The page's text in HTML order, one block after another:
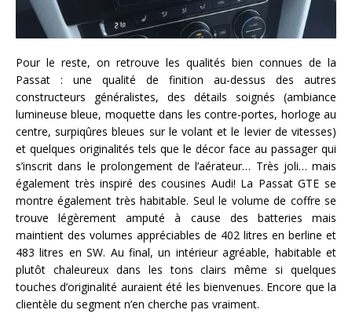
Pour le reste, on retrouve les qualités bien connues de la
Passat : une qualité de finition au-dessus des autres
constructeurs généralistes, des détails soignés (ambiance
lumineuse bleue, moquette dans les contre-portes, horloge au
centre, surpiqûres bleues sur le volant et le levier de vitesses)
et quelques originalités tels que le décor face au passager qui
s’inscrit dans le prolongement de l’aérateur… Très joli… mais
également très inspiré des cousines Audi! La Passat GTE se
montre également très habitable. Seul le volume de coffre se
trouve légèrement amputé à cause des batteries mais
maintient des volumes appréciables de 402 litres en berline et
483 litres en SW. Au final, un intérieur agréable, habitable et
plutôt chaleureux dans les tons clairs même si quelques
touches d’originalité auraient été les bienvenues. Encore que la
clientèle du segment n’en cherche pas vraiment.